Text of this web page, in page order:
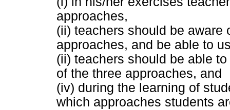
approaches,
(ii) teachers should be aware
approaches, and be able to
(ii) teachers should be able
of the three approaches, and
(iv) during the learning of
which approaches students